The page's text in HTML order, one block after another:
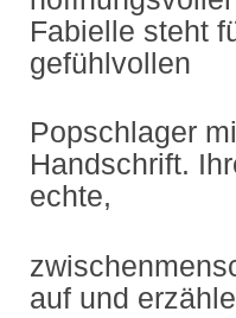
Fabielle steht
gefühlvollen
Popschlager
Handschrift.
echte,
auf und